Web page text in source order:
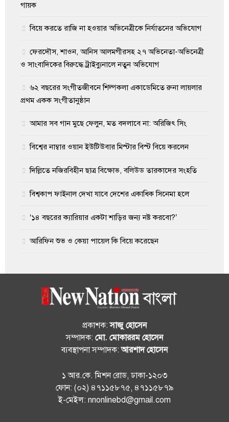
গায়ক
বিয়ে করতে রাজি না হওয়ার অভিনেত্রীকে নির্যাতনের অভিযোগ
ফেরদৌস, শাওন, আনিস আলমগীরসহ ২৭ অভিনেতা-অভিনেত্রী
ও সাংবাদিকের বিরুদ্ধে ট্রাইব্যুনালে নতুন অভিযোগ
৬২ বছরের সংগীতজীবনে শিল্পকলা একাডেমিতে রুনা লায়লার
প্রথম একক সংগীতানুষ্ঠান
আমার সব গান মুছে ফেলুন, মত বদলাবে না: অরিজিৎ সিং
বিশ্বের নাম্বার ওয়ান ইউটিউবার মিস্টার বিস্ট বিয়ে করলেন
দিল্লিতে নজিরবিহীন ছাত্র বিক্ষোভ, বলিউড তারকাদের সংহতি
বিশ্বকাপ ফাইনাল দেখা যাবে দেশের একাধিক সিনেমা হলে
‘১৪ বছরের ক্যারিয়ার একটা শাড়ির জন্য নষ্ট করবো?’
আরিফিন শুভ ও কেয়া পায়েল কি বিয়ে করেছেন
প্রকাশক:সাজু হোসেন
সম্পাদক: মো. মোকাররম হোসেন
ব্যবস্থাপনা সম্পাদক:আরশাদ হোসেন
১ আর.কে. মিশন রোড, ঢাকা-১২০৩
ফোন: (০২) ৪৭১১৫৮৭৫, ৪৭১১৫৮৭৯
ই-মেইল: nnonlinebd@gmail.com